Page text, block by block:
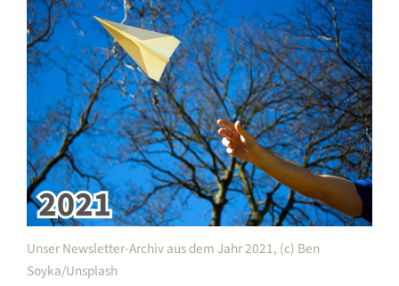
Unser Newsletter-Archiv aus dem Jahr 2021, (c) Ben
Soyka/Unsplash